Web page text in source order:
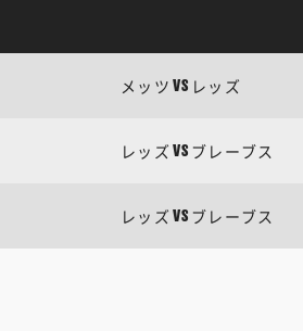
メッツ VS レッズ
レッズ VS ブレーブス
レッズ VS ブレーブス